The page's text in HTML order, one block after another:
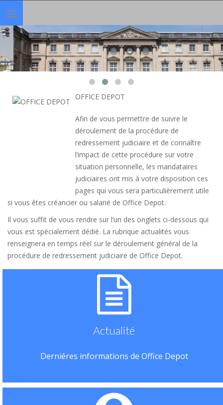
Toggle
navigation
OFFICE DEPOT
Afin de vous permettre de suivre le
déroulement de la procédure de
redressement judiciaire et de connaître
l’impact de cette procédure sur votre
situation personnelle, les mandataires
judiciaires ont mis à votre disposition ces
pages qui vous sera particulièrement utile
si vous êtes créancier ou salarié de Office Depot.
Il vous suffit de vous rendre sur l’un des onglets ci-dessous qui
vous est spécialement dédié. La rubrique actualités vous
renseignera en temps réel sur le déroulement général de la
procédure de redressement judiciaire de Office Depot.
Actualité
Derniéres informations de Office Depot